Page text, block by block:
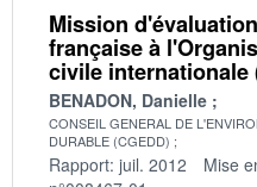
Mission
française à
civile internationale
BENADON, Danielle
CONSEIL GENERAL DE
DURABLE (CGEDD)
Rapport: juil. 2012 Mise